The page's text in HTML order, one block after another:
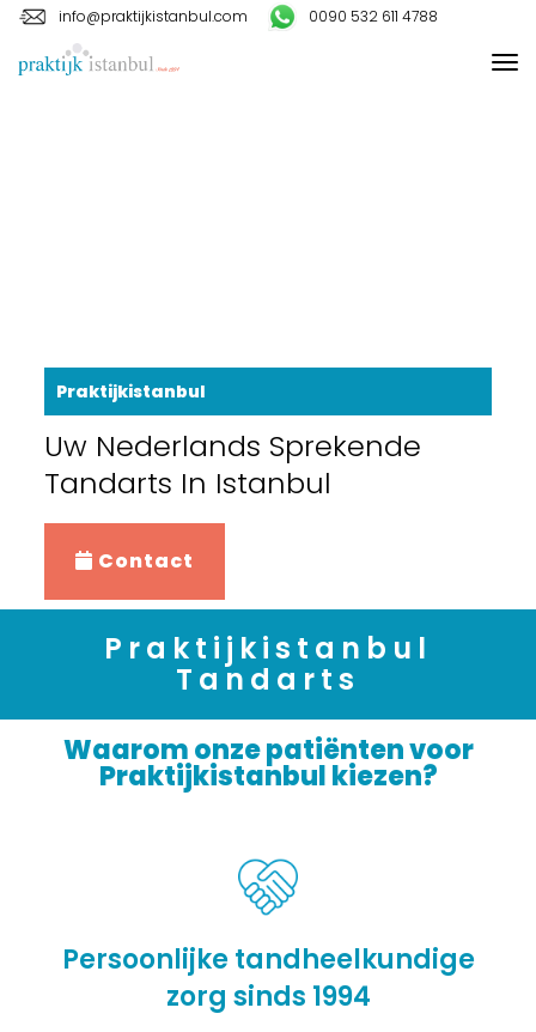
info@praktijkistanbul.com 0090 532 611 4788
Praktijkistanbul
Uw Nederlands Sprekende
Tandarts In Istanbul
Contact
Praktijkistanbul
Tandarts
Waarom onze patiënten voor
Praktijkistanbul kiezen?
Persoonlijke tandheelkundige
zorg sinds 1994